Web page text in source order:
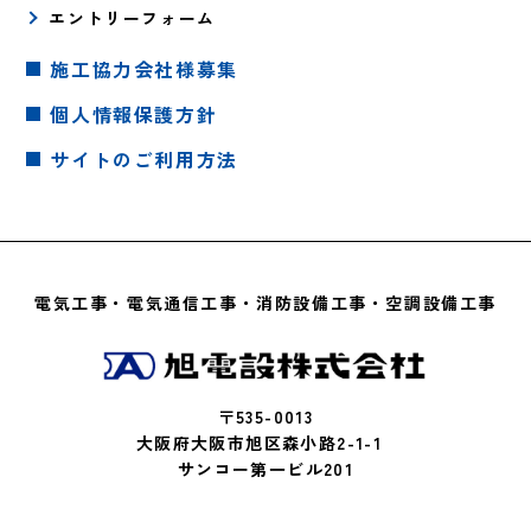
エントリーフォーム
施工協力会社様募集
個人情報保護方針
サイトのご利用方法
電気工事・電気通信工事・消防設備工事・空調設備工事
〒535-0013
大阪府大阪市旭区森小路2-1-1
サンコー第一ビル201